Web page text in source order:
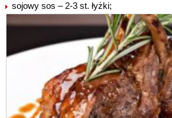
sojowy sos – 2-3 st. łyżki;